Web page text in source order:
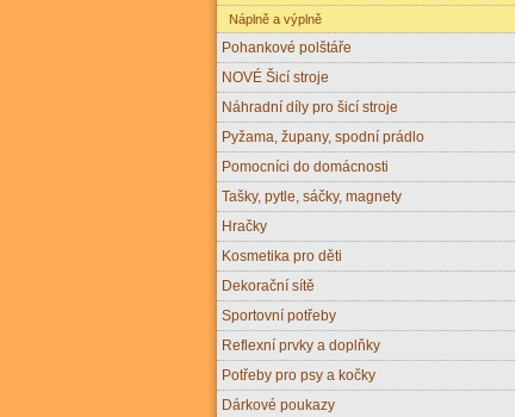
Náplně a výplně
Pohankové polštáře
NOVÉ Šicí stroje
Náhradní díly pro šicí stroje
Pyžama, župany, spodní prádlo
Pomocníci do domácnosti
Tašky, pytle, sáčky, magnety
Hračky
Kosmetika pro děti
Dekorační sítě
Sportovní potřeby
Reflexní prvky a doplňky
Potřeby pro psy a kočky
Dárkové poukazy